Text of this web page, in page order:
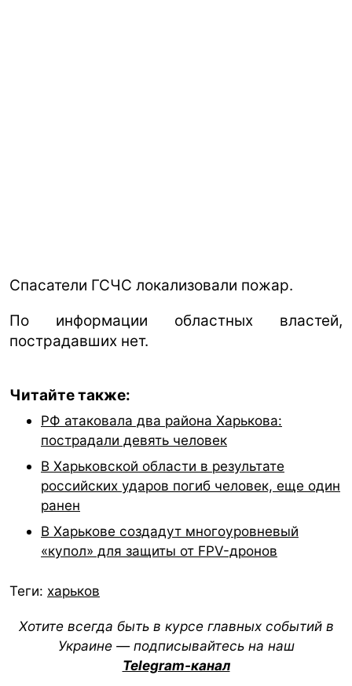
Спасатели ГСЧС локализовали пожар.
По информации областных властей,
пострадавших нет.
Читайте также:
РФ атаковала два района Харькова:
пострадали девять человек
В Харьковской области в результате
российских ударов погиб человек, еще один
ранен
В Харькове создадут многоуровневый
«купол» для защиты от FPV-дронов
Теги: харьков
Хотите всегда быть в курсе главных событий в
Украине — подписывайтесь на наш
Telegram-канал